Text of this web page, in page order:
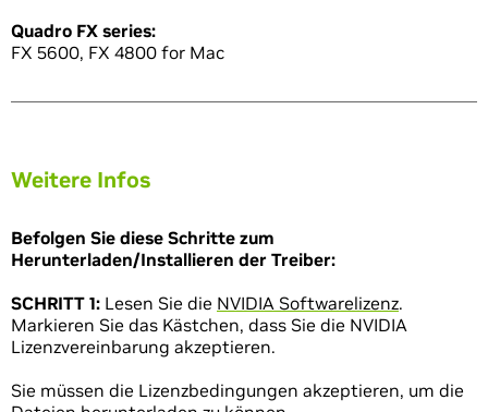
Quadro FX series:
FX 5600, FX 4800 for Mac
Weitere Infos
Befolgen Sie diese Schritte zum
Herunterladen/Installieren der Treiber:
SCHRITT 1: Lesen Sie die NVIDIA Softwarelizenz.
Markieren Sie das Kästchen, dass Sie die NVIDIA
Lizenzvereinbarung akzeptieren.
Sie müssen die Lizenzbedingungen akzeptieren, um die